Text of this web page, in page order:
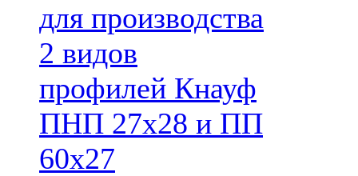
для производства
2 видов
профилей Кнауф
ПНП 27х28 и ПП
60х27